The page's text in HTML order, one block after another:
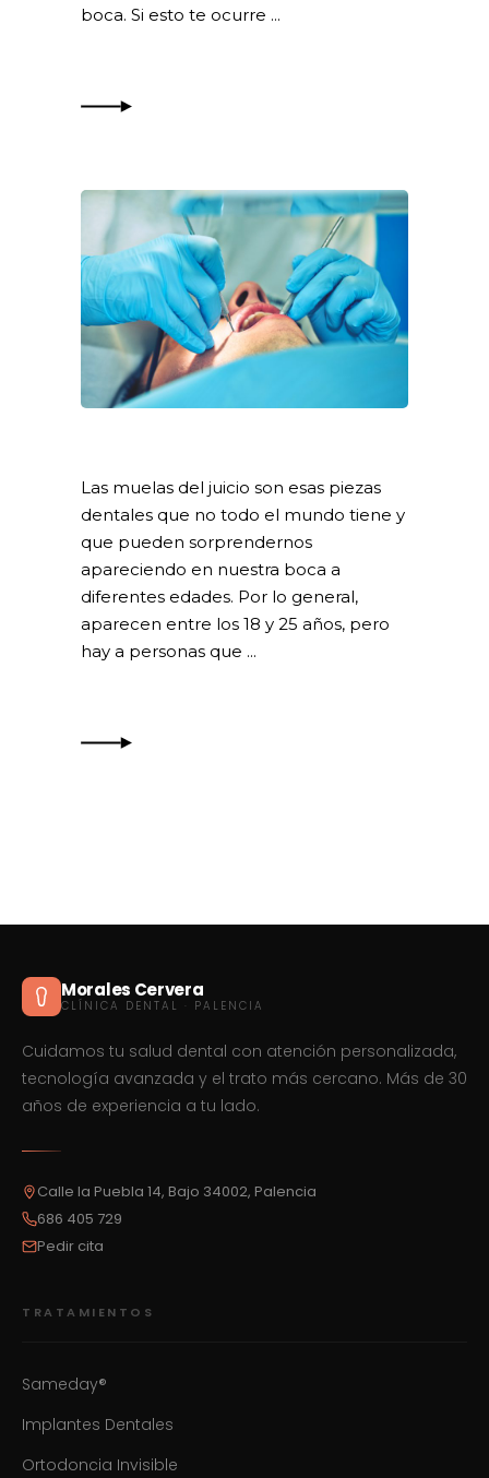
boca. Si esto te ocurre
Las muelas del juicio son esas piezas
dentales que no todo el mundo tiene y
que pueden sorprendernos
apareciendo en nuestra boca a
diferentes edades. Por lo general,
aparecen entre los 18 y 25 años, pero
hay a personas que
Morales Cervera
CLÍNICA DENTAL · PALENCIA
Cuidamos tu salud dental con atención personalizada,
tecnología avanzada y el trato más cercano. Más de 30
años de experiencia a tu lado.
Calle la Puebla 14, Bajo 34002, Palencia
686 405 729
Pedir cita
TRATAMIENTOS
Sameday®
Implantes Dentales
Ortodoncia Invisible